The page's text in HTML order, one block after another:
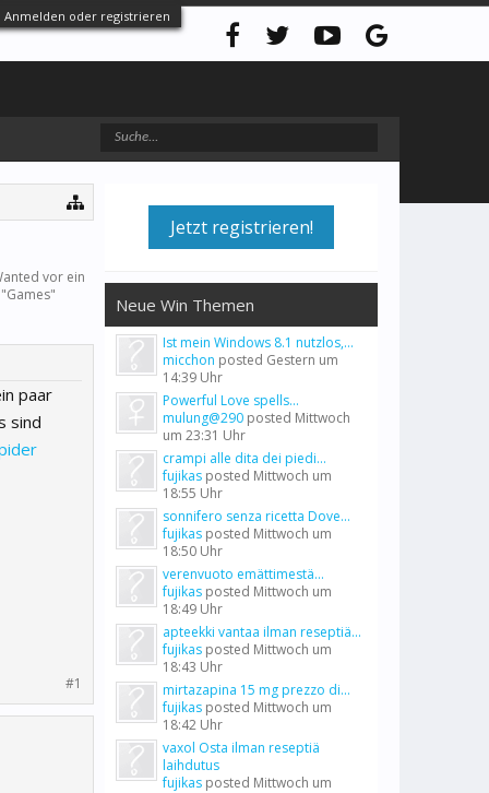
Anmelden oder registrieren
vor ein
Games"
paar
sind
#1
Jetzt registrieren!
Neue Win Themen
Ist mein Windows 8.1 nutzlos,...
micchon posted Gestern um
14:39 Uhr
Powerful Love spells...
mulung@290 posted Mittwoch
um 23:31 Uhr
crampi alle dita dei piedi...
fujikas posted Mittwoch um
18:55 Uhr
sonnifero senza ricetta Dove...
fujikas posted Mittwoch um
18:50 Uhr
verenvuoto emättimestä...
fujikas posted Mittwoch um
18:49 Uhr
apteekki vantaa ilman reseptiä...
fujikas posted Mittwoch um
18:43 Uhr
mirtazapina 15 mg prezzo di...
fujikas posted Mittwoch um
18:42 Uhr
vaxol Osta ilman reseptiä
laihdutus
fujikas posted Mittwoch um